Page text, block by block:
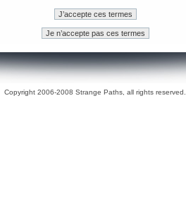
Copyright 2006-2008 Strange Paths, all rights reserved.